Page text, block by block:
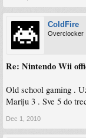
ColdFire
Overclocker
Re: Nintendo Wii
Old school gaming .
Mariju 3 . Sve 5 do
Dec 1, 2010